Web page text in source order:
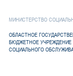
МИНИСТЕРСТВО
ОБЛАСТНОЕ
БЮДЖЕТНОЕ УЧРЕЖДЕНИЕ
СОЦИАЛЬНОГО